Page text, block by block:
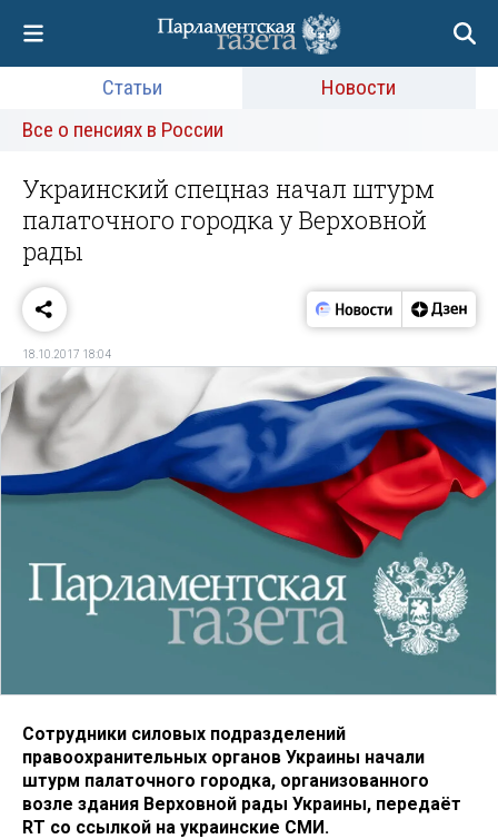
Статьи
Новости
Все о пенсиях в России
Украинский спецназ начал штурм
палаточного городка у Верховной
рады
18.10.2017 18:04
Сотрудники силовых подразделений
правоохранительных органов Украины начали
штурм палаточного городка, организованного
возле здания Верховной рады Украины, передаёт
RT со ссылкой на украинские СМИ.